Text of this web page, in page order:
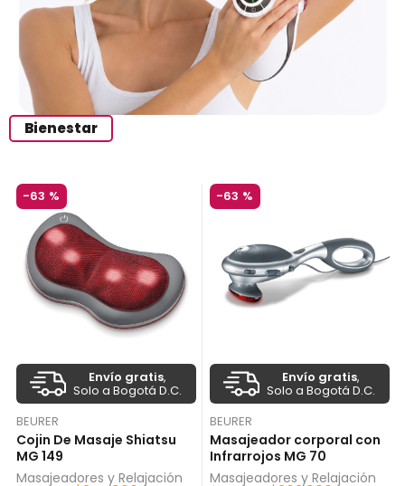
Bienestar
-63 %
Envío gratis,
Solo a Bogotá D.C.
BEURER
Cojin De Masaje Shiatsu
MG 149
Masajeadores y Relajación
-63 %
Envío gratis,
Solo a Bogotá D.C.
BEURER
Masajeador corporal con
Infrarrojos MG 70
Masajeadores y Relajación